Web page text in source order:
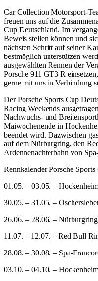
Car Collection Motorsport-
freuen uns auf die
Cup Deutschland. Im
Beweis stellen können und
nächsten Schritt auf seiner
bestmöglich unterstützen
ausgewählten Rennen der
Porsche 911 GT3 R
gerne mit uns in Verbindung
Der Porsche Sports Cup
Racing Weekends
Nachwuchs- und
Maiwochenende in
beendet wird. Dazwischen
auf dem Nürburgring, den
Ardennenachterbahn von
Rennkalender Porsche
01.05. – 03.05. –
30.05. – 31.05. –
26.06. – 28.06. – Nürburgring
11.07. – 12.07. – Red Bull
28.08. – 30.08. – Spa-
03.10. – 04.10. –